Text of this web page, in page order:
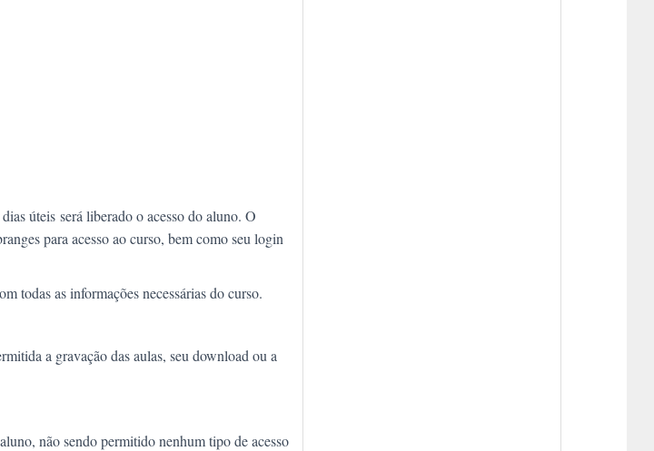
úteis será liberado o acesso do aluno. O
para acesso ao curso, bem como seu login
todas as informações necessárias do curso.
a gravação das aulas, seu download ou a
não sendo permitido nenhum tipo de acesso